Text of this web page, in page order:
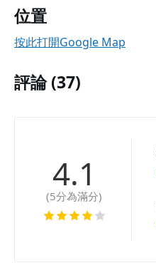
位置
按此打開Google Map
評論 (37)
4.1
(5分為滿分)